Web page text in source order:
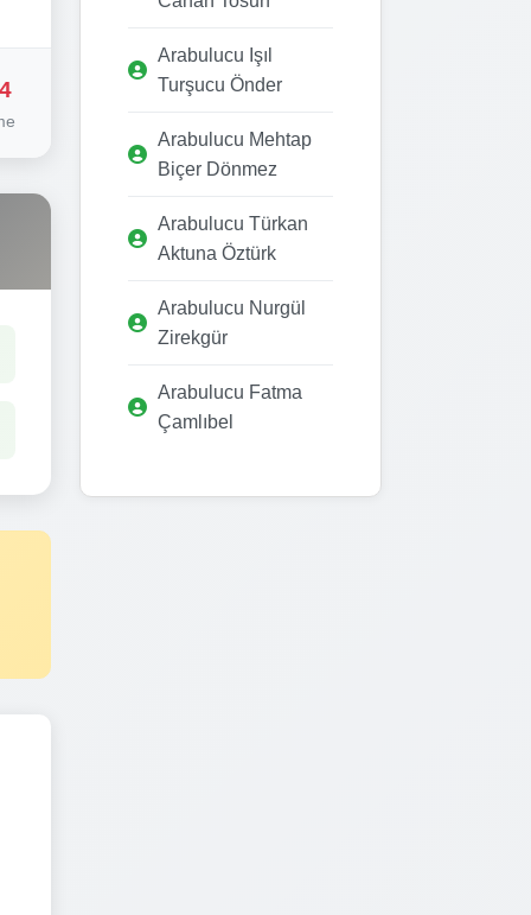
Arabulucu Işıl
Turşucu Önder
Arabulucu Mehtap
Biçer Dönmez
Arabulucu Türkan
Aktuna Öztürk
Arabulucu Nurgül
Zirekgür
Arabulucu Fatma
Çamlıbel